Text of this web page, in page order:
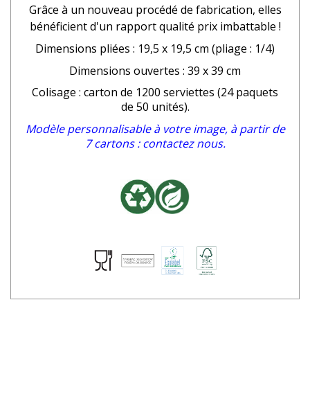
Grâce à un nouveau procédé de fabrication, elles
bénéficient d'un rapport qualité prix imbattable !
Dimensions pliées : 19,5 x 19,5 cm (pliage : 1/4)
Dimensions ouvertes : 39 x 39 cm
Colisage : carton de 1200 serviettes (24 paquets
de 50 unités).
Modèle personnalisable à votre image, à partir de
7 cartons : contactez nous.